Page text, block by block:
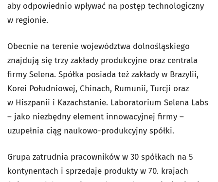
aby odpowiednio wpływać na postęp technologiczny
w regionie.
Obecnie na terenie województwa dolnośląskiego
znajdują się trzy zakłady produkcyjne oraz centrala
firmy Selena. Spółka posiada też zakłady w Brazylii,
Korei Południowej, Chinach, Rumunii, Turcji oraz
w Hiszpanii i Kazachstanie. Laboratorium Selena Labs
– jako niezbędny element innowacyjnej firmy –
uzupełnia ciąg naukowo-produkcyjny spółki.
Grupa zatrudnia pracowników w 30 spółkach na 5
kontynentach i sprzedaje produkty w 70. krajach